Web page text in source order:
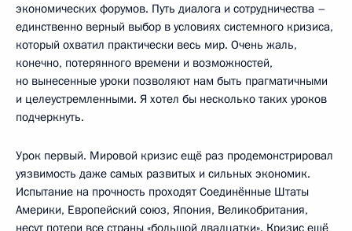
экономических форумов. Путь диалога и сотрудничества –
единственно верный выбор в условиях системного кризиса,
который охватил практически весь мир. Очень жаль,
конечно, потерянного времени и возможностей,
но вынесенные уроки позволяют нам быть прагматичными
и целеустремленными. Я хотел бы несколько таких уроков
подчеркнуть.
Урок первый. Мировой кризис ещё раз продемонстрировал
уязвимость даже самых развитых и сильных экономик.
Испытание на прочность проходят Соединённые Штаты
Америки, Европейский союз, Япония, Великобритания,